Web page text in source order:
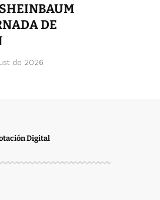
DE
de 2026
Digital